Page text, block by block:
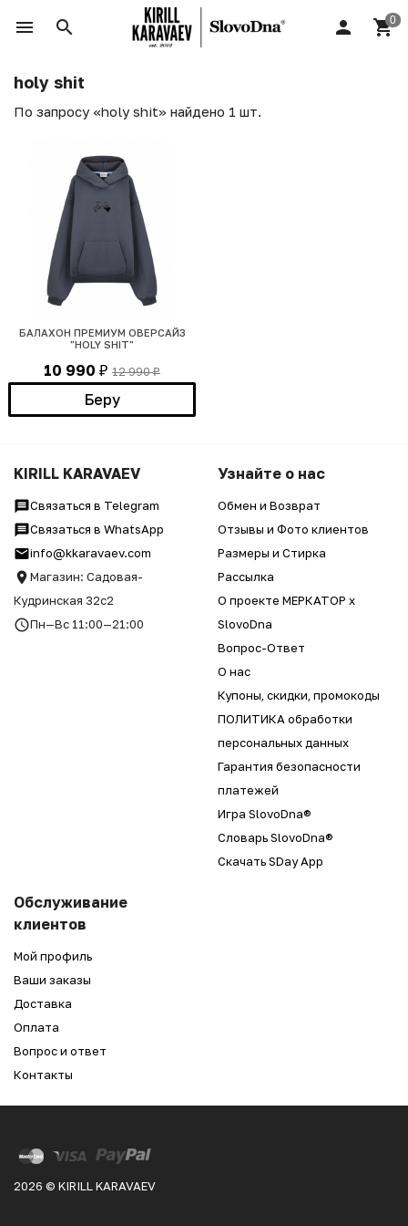
holy shit
По запросу «holy shit» найдено 1 шт.
БАЛАХОН ПРЕМИУМ ОВЕРСАЙЗ
"HOLY SHIT"
10 990 ₽ 12 990₽
Беру
KIRILL KARAVAEV
Связаться в Telegram
Связаться в WhatsApp
info@kkaravaev.com
Магазин: Садовая-
Кудринская 32с2
Пн—Вс 11:00—21:00
Узнайте о нас
Обмен и Возврат
Отзывы и Фото клиентов
Размеры и Стирка
Рассылка
О проекте МЕРКАТОР x
SlovoDna
Вопрос-Ответ
О нас
Купоны, скидки, промокоды
ПОЛИТИКА обработки
персональных данных
Гарантия безопасности
платежей
Игра SlovoDna®
Словарь SlovoDna®
Скачать SDay App
Обслуживание
клиентов
Мой профиль
Ваши заказы
Доставка
Оплата
Вопрос и ответ
Контакты
2026 © KIRILL KARAVAEV